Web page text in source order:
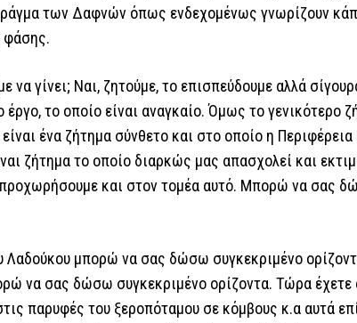
των Δαφνών όπως ενδεχομένως γνωρίζουν
φάσης.
γίνει; Ναι, ζητούμε, το επισπεύδουμε αλλά
το οποίο είναι αναγκαίο. Όμως το γενικότερο
ένα ζήτημα σύνθετο και στο οποίο η Περιφέρεια
ζήτημα το οποίο διαρκώς μας απασχολεί και
και στον τομέα αυτό. Μπορώ να σας
μπορώ να σας δώσω συγκεκριμένο
να σας δώσω συγκεκριμένο ορίζοντα. Τώρα έχετε
παρυφές του ξεροπόταμου σε κόμβους κ.α αυτά